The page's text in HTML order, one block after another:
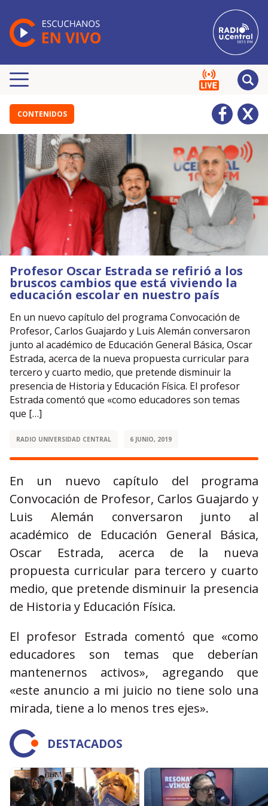
CONTENIDOS
Profesor Oscar Estrada se refirió a los
bruscos cambios que está viviendo la
educación escolar en nuestro país
En un nuevo capítulo del programa Convocación de
Profesor, Carlos Guajardo y Luis Alemán conversaron
junto al académico de Educación General Básica, Oscar
Estrada, acerca de la nueva propuesta curricular para
tercero y cuarto medio, que pretende disminuir la
presencia de Historia y Educación Física. El profesor
Estrada comentó que «como educadores son temas
que […]
RADIO UNIVERSIDAD CENTRAL 6 JUNIO, 2019
En un nuevo capítulo del programa
Convocación de Profesor, Carlos Guajardo y
Luis Alemán conversaron junto al
académico de Educación General Básica,
Oscar Estrada, acerca de la nueva
propuesta curricular para tercero y cuarto
medio, que pretende disminuir la presencia
de Historia y Educación Física.
El profesor Estrada comentó que «como
educadores son temas que deberían
mantenernos activos», agregando que
«este anuncio a mi juicio no tiene solo una
mirada, tiene a lo menos tres ejes».
DESTACADOS